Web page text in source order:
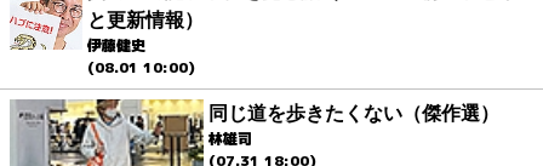
と更新情報）
伊藤健史
(08.01 10:00)
同じ道を歩きたくない（傑作選）
林雄司
(07.31 18:00)